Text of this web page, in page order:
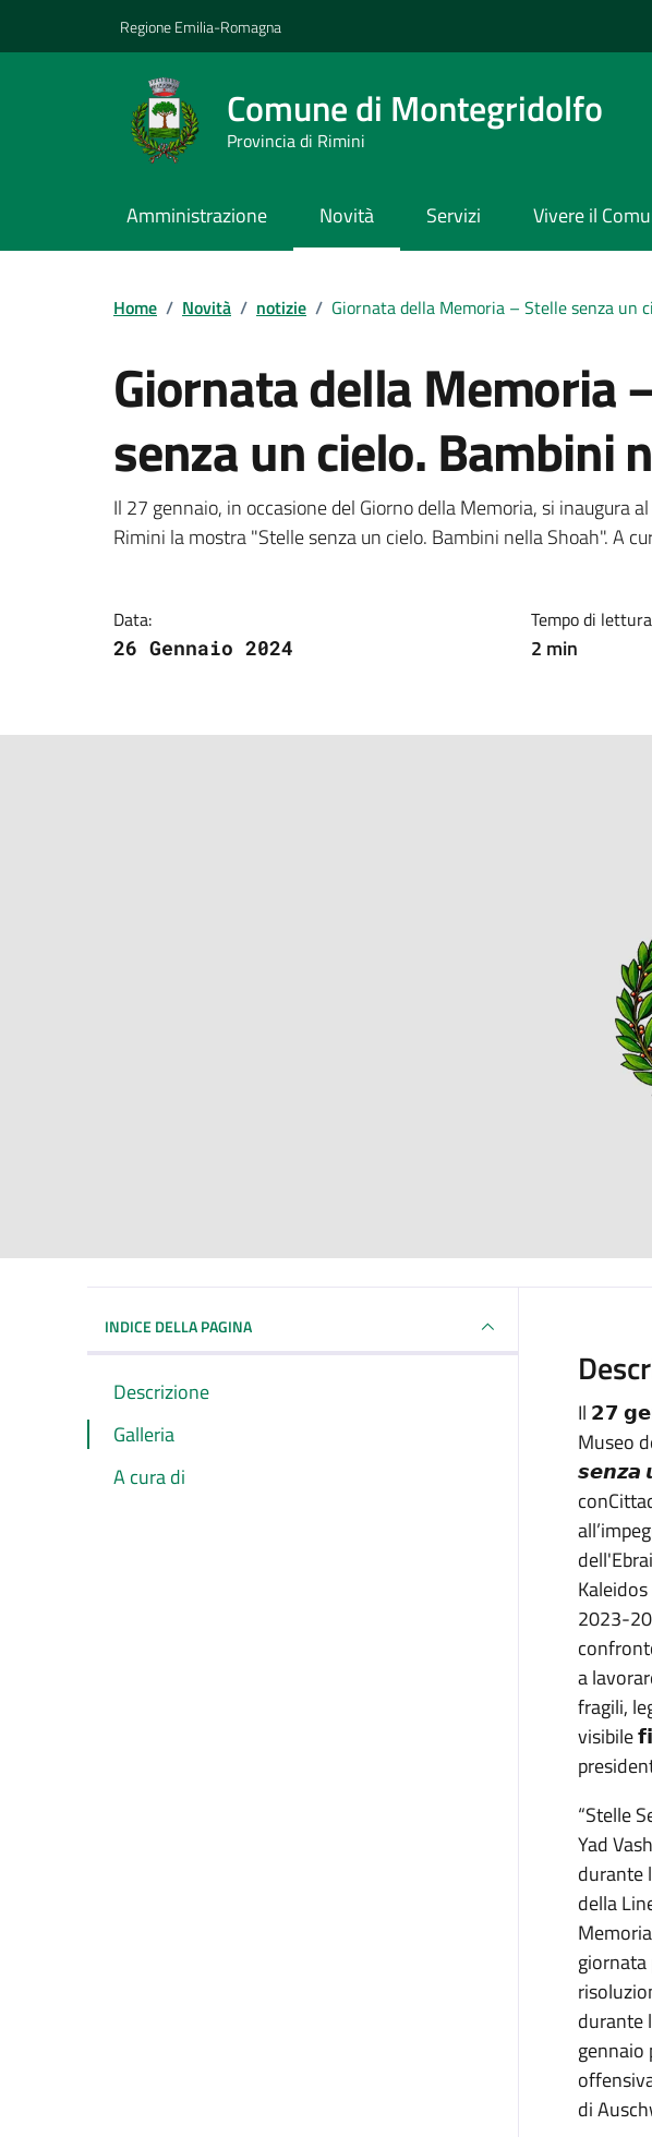
Regione Emilia-Romagna
Comune di Montegridolfo
Provincia di Rimini
Amministrazione Novità Servizi Vivere il
Home / Novità / notizie / Giornata della Memoria – Stelle senza un
Giornata della Memoria
senza un cielo. Bambini
Dettagli della notizia
Il 27 gennaio, in occasione del Giorno della Memoria, si inaugura
Rimini la mostra "Stelle senza un cielo. Bambini nella Shoah". A
Data:
26 Gennaio 2024
Tempo di
2 min
INDICE DELLA PAGINA
Descrizione
Galleria
A cura di
Il 𝟮𝟳
Museo
𝙨𝙚𝙣𝙯𝙖
2023-
a
fragili,
visibile
“Stelle
Yad
durante
della
durante
gennaio
di